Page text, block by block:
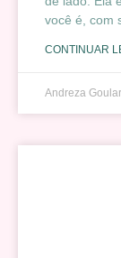
você é, com
CONTINUAR
Andreza